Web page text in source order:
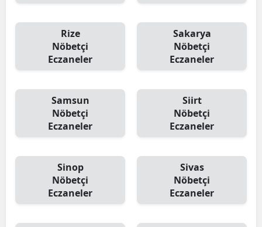
Rize
Nöbetçi
Eczaneler
Sakarya
Nöbetçi
Eczaneler
Samsun
Nöbetçi
Eczaneler
Siirt
Nöbetçi
Eczaneler
Sinop
Nöbetçi
Eczaneler
Sivas
Nöbetçi
Eczaneler